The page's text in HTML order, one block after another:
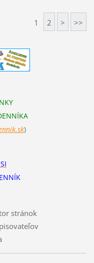
1 2 > >>
)
stránok